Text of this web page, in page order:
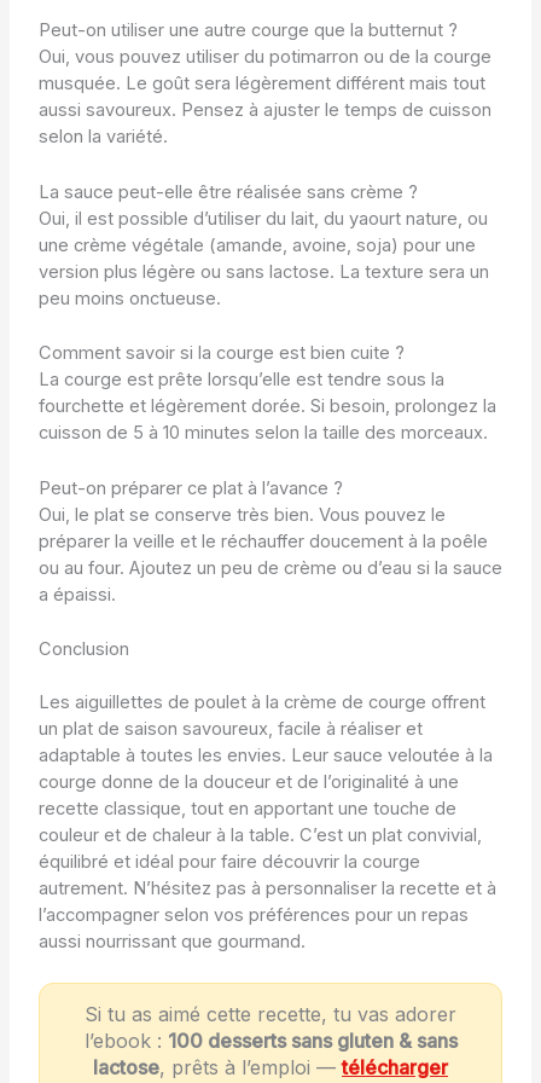
Peut-on utiliser une autre courge que la butternut ?
Oui, vous pouvez utiliser du potimarron ou de la courge
musquée. Le goût sera légèrement différent mais tout
aussi savoureux. Pensez à ajuster le temps de cuisson
selon la variété.
La sauce peut-elle être réalisée sans crème ?
Oui, il est possible d’utiliser du lait, du yaourt nature, ou
une crème végétale (amande, avoine, soja) pour une
version plus légère ou sans lactose. La texture sera un
peu moins onctueuse.
Comment savoir si la courge est bien cuite ?
La courge est prête lorsqu’elle est tendre sous la
fourchette et légèrement dorée. Si besoin, prolongez la
cuisson de 5 à 10 minutes selon la taille des morceaux.
Peut-on préparer ce plat à l’avance ?
Oui, le plat se conserve très bien. Vous pouvez le
préparer la veille et le réchauffer doucement à la poêle
ou au four. Ajoutez un peu de crème ou d’eau si la sauce
a épaissi.
Conclusion
Les aiguillettes de poulet à la crème de courge offrent
un plat de saison savoureux, facile à réaliser et
adaptable à toutes les envies. Leur sauce veloutée à la
courge donne de la douceur et de l’originalité à une
recette classique, tout en apportant une touche de
couleur et de chaleur à la table. C’est un plat convivial,
équilibré et idéal pour faire découvrir la courge
autrement. N’hésitez pas à personnaliser la recette et à
l’accompagner selon vos préférences pour un repas
aussi nourrissant que gourmand.
Si tu as aimé cette recette, tu vas adorer
l’ebook : 100 desserts sans gluten & sans
lactose, prêts à l’emploi —télécharger